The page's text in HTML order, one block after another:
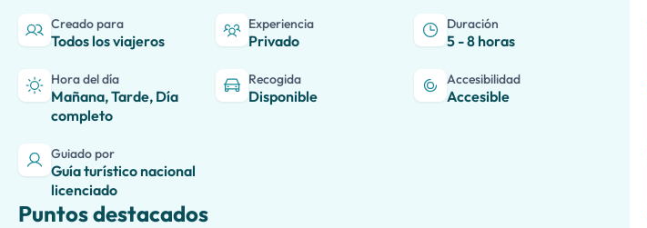
Creado para
Todos los viajeros
Experiencia
Privado
Duración
5 - 8 horas
Hora del día
Mañana, Tarde, Día
completo
Recogida
Disponible
Accesibilidad
Accesible
Guiado por
Guía turístico nacional
licenciado
Puntos destacados